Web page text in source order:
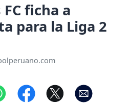
ficha a
para la Liga 2